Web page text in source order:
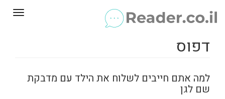
דפוס
למה אתם חייבים לשלוח את הילד עם מדבקת
שם לגן